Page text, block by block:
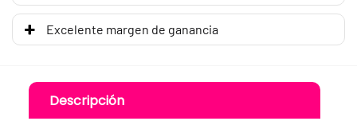
Excelente margen de ganancia
Descripción